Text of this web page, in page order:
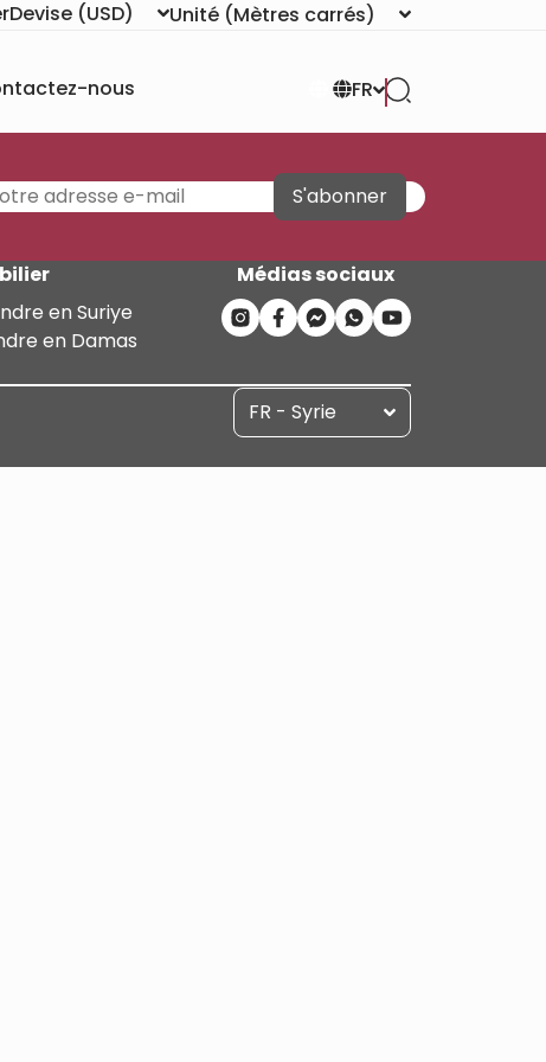
Devise (USD) Unité (Mètres carrés)
nous FR
S'abonner
en Suriye
en Damas
Médias sociaux
FR - Syrie